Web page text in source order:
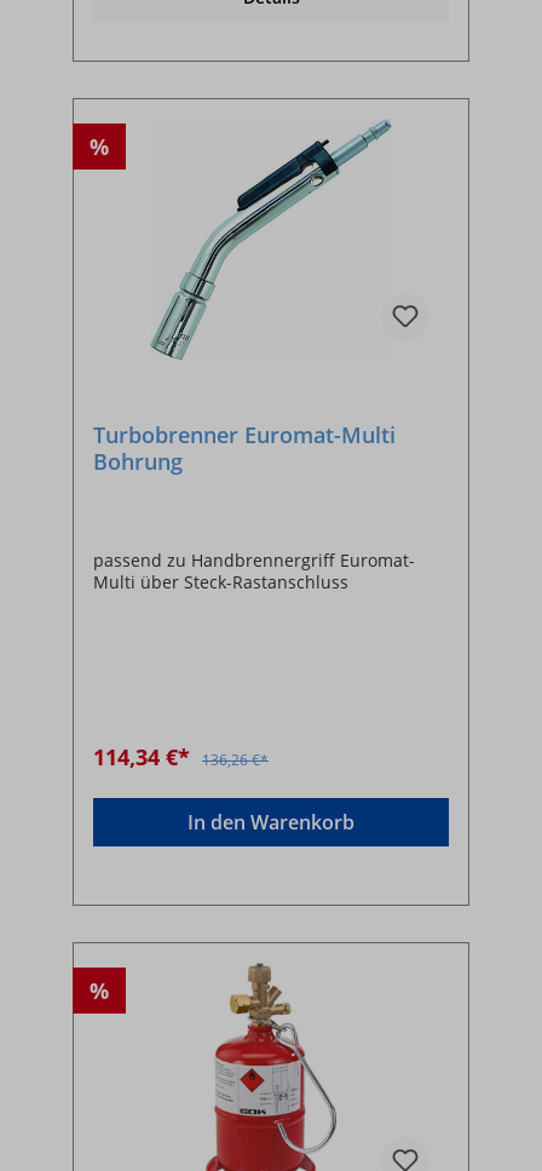
%
Turbobrenner Euromat-Multi
Bohrung
passend zu Handbrennergriff Euromat-
Multi über Steck-Rastanschluss
114,34 €* 136,26 €*
In den Warenkorb
%